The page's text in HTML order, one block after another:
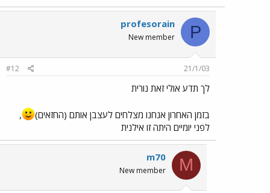
P
profesorain
New member
21/1/03
#12
לך תדע אולי זאת נורית
בזמן האחרון אנחנו מצלחים לעצבן אותם (החזאים)
,
לפני יומיים היתה זו אילנית
M
m70
New member